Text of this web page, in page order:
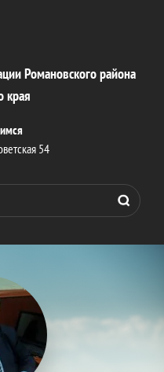
Романовского района
края
54